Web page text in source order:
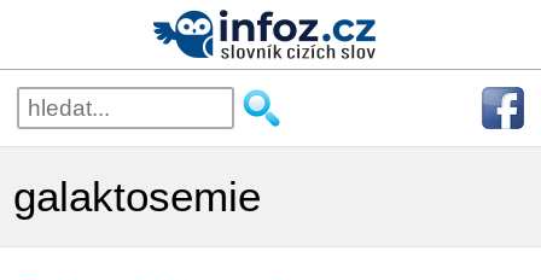
galaktosemie